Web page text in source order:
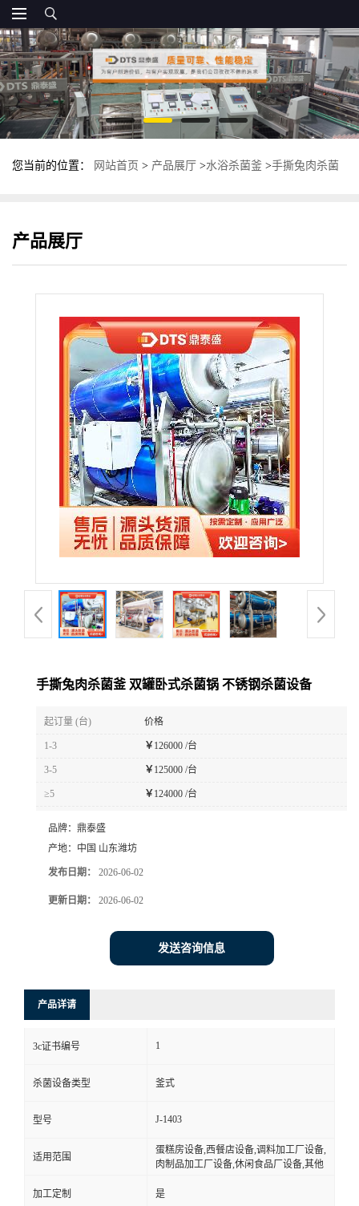
您当前的位置： 网站首页 > 产品展厅 >水浴杀菌釜 >手撕兔肉杀菌
产品展厅
手撕兔肉杀菌釜 双罐卧式杀菌锅 不锈钢杀菌设备
起订量 (台) 价格
1-3 ￥ 126000 /台
3-5 ￥ 125000 /台
≥5 ￥ 124000 /台
品牌： 鼎泰盛
产地： 中国 山东潍坊
发布日期： 2026-06-02
更新日期： 2026-06-02
发送咨询信息
产品详请
3c证书编号 1
杀菌设备类型 釜式
型号 J-1403
适用范围
蛋糕房设备,西餐店设备,调料加工厂设备,
肉制品加工厂设备,休闲食品厂设备,其他
加工定制 是